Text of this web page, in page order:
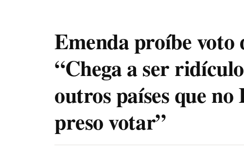
Emenda proíbe
“Chega a ser
outros países que no
preso votar”